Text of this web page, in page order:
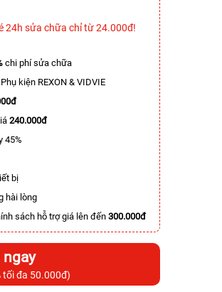
24h sửa chữa chỉ từ 24.000đ!
chi phí sửa chữa
kiện REXON & VIDVIE
240.000đ
45%
bị
hài lòng
sách hỗ trợ giá lên đến 300.000đ
tối đa 50.000đ)